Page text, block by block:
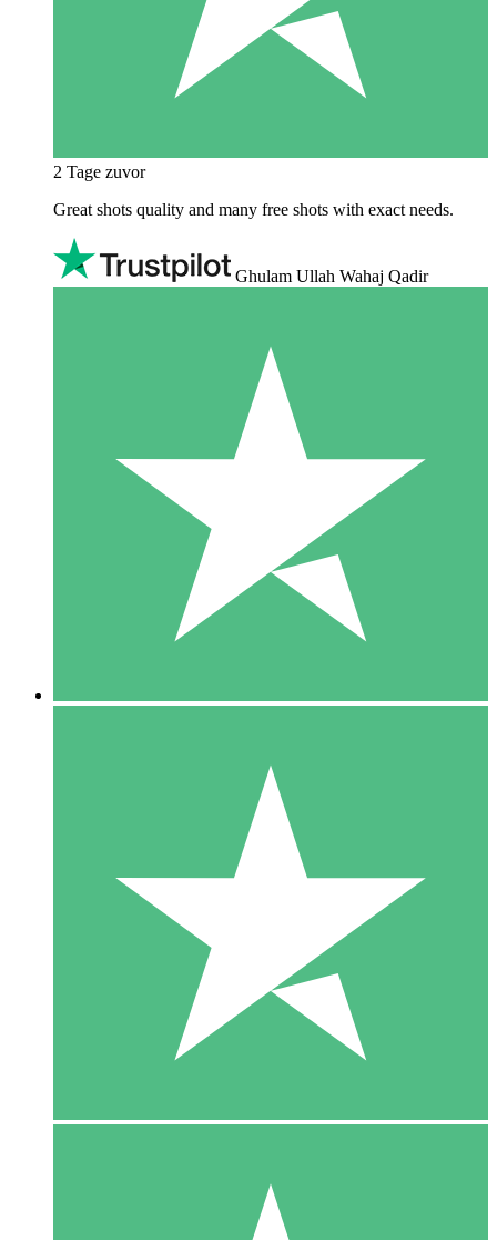
2 Tage zuvor
Great shots quality and many free shots with exact needs.
Ghulam Ullah Wahaj Qadir